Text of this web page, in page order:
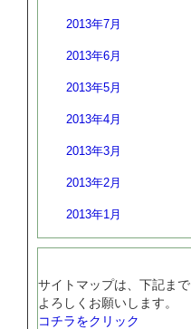
2013年7月
2013年6月
2013年5月
2013年4月
2013年3月
2013年2月
2013年1月
サイトマップは、下記まで
よろしくお願いします。
コチラをクリック